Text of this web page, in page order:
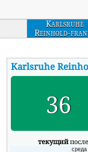
Karlsruhe
Reinhold-
strasse
Karlsruhe
36
текущий